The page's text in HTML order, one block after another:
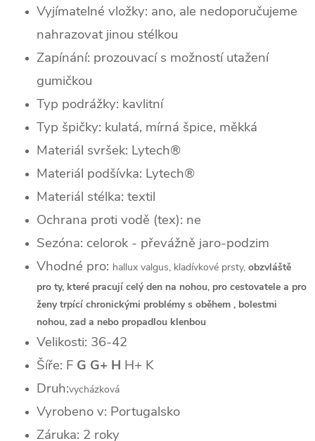
Vyjímatelné vložky: ano, ale nedoporučujeme
nahrazovat jinou stélkou
Zapínání: prozouvací s možností utažení
gumičkou
Typ podrážky: kavlitní
Typ špičky: kulatá, mírná špice, měkká
Materiál svršek: Lytech®
Materiál podšívka: Lytech®
Materiál stélka: textil
Ochrana proti vodě (tex): ne
Sezóna: celorok - převážně jaro-podzim
Vhodné pro: hallux valgus, kladívkové prsty, obzvláště
pro ty, které pracují celý den na nohou, pro cestovatele a pro
ženy trpící chronickými problémy s oběhem , bolestmi
nohou, zad a nebo propadlou klenbou
Velikosti: 36-42
Šíře: F G G+ H H+ K
Druh:vycházková
Vyrobeno v: Portugalsko
Záruka: 2 roky